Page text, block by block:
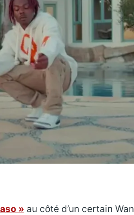
» au côté d’un certain